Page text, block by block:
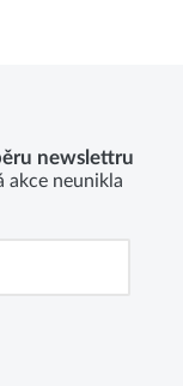
newslettru
akce neunikla